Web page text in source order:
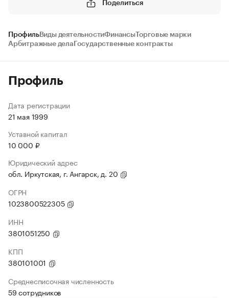
Поделиться
ПрофильВиды деятельностиФинансыТорговые марки
Арбитражные дела Государственные контракты
Профиль
Дата регистрации
21 мая 1999
Уставной капитал
10 000 ₽
Юридический адрес
обл. Иркутская, г. Ангарск, д. 20
ОГРН
1023800522305
ИНН
3801051250
КПП
380101001
Среднесписочная численность
59 сотрудников